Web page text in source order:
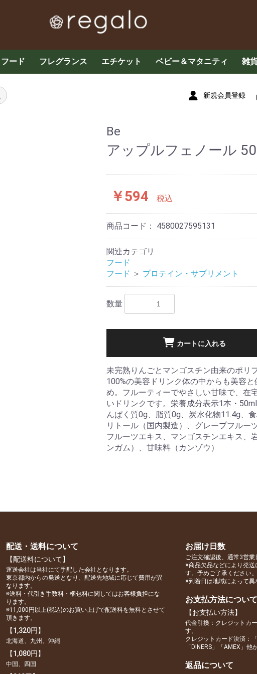
フード
お茶・コーヒー各種
グラノーラ・ドライフ
ルーツ
その他フード
お菓子
プロテイン・サプリメ
ント
ザクロ
はちみつ
フレグランス エチケット ベビー＆マタニティ 雑
新規会員登録
Be
アップルフェノール
￥594 税込
商品コード： 4580027595131
関連カテゴリ
フード
フード ＞ プロテイン・サプリメント
数量
カートに入れる
未完熟りんごとマンゴスチン由来のポリ
100%の美容ドリンク体の中からも美容
め。フルーティーでやさしい甘味で、在
いドリンクです。栄養成分表示1本・
んぱく質0g、脂質0g、炭水化物11.4g、
リトール（国内製造）、グレープフルー
フルーツエキス、マンゴスチンエキス、
ンガム）、甘味料（カンゾウ）
配送・送料について
【配送料について】
運送会社は当社にて手配した会社となります。
東京都内からの発送となり、配送先地域に応じて費用が異
なります。
※送料・代引き手数料・梱包料に関してはお客様負担にな
ります。
※11,000円以上(税込)のお買い上げで配送料を無料とさせて
頂きます。
【1,320円】
北海道、九州、沖縄
【1,080円】
中国、四国
お届け日数
ご注文確認後、通常3営業
※商品欠品などにより発送
す。予めご了承ください。
※到着日は地域によって異
お支払方法について
【お支払い方法】
代金引換：クレジットカ
す。
クレジットカード決済：
「DINERS」「AMEX」他
返品について